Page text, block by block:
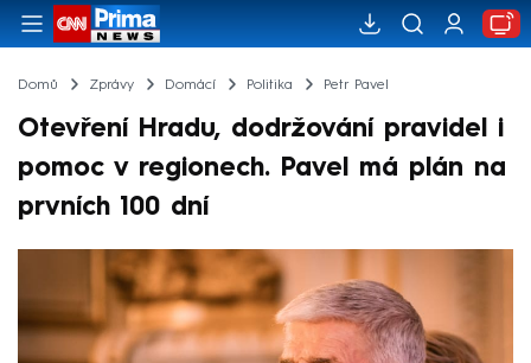
Domů Zprávy Domácí Politika Petr Pavel
Otevření Hradu, dodržování pravidel i
pomoc v regionech. Pavel má plán na
prvních 100 dní